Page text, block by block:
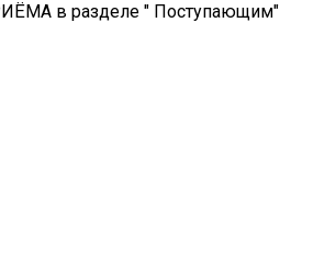
в разделе " Поступающим"